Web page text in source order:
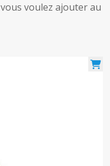
voulez ajouter au